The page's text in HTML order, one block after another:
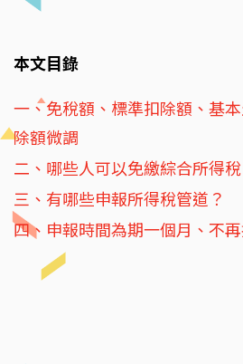
本文目錄
一、免稅額、標準扣除額、基
除額微調
二、哪些人可以免繳綜合所得稅
三、有哪些申報所得稅管道？
四、申報時間為期一個月、不